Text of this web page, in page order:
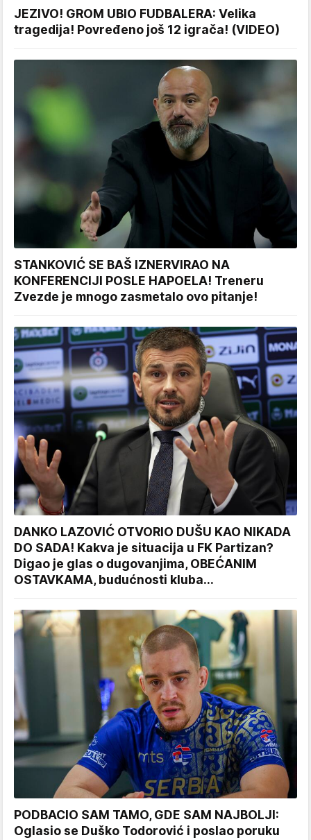
JEZIVO! GROM UBIO FUDBALERA: Velika
tragedija! Povređeno još 12 igrača! (VIDEO)
STANKOVIĆ SE BAŠ IZNERVIRAO NA
KONFERENCIJI POSLE HAPOELA! Treneru
Zvezde je mnogo zasmetalo ovo pitanje!
DANKO LAZOVIĆ OTVORIO DUŠU KAO NIKADA
DO SADA! Kakva je situacija u FK Partizan?
Digao je glas o dugovanjima, OBEĆANIM
OSTAVKAMA, budućnosti kluba...
PODBACIO SAM TAMO, GDE SAM NAJBOLJI:
Oglasio se Duško Todorović i poslao poruku